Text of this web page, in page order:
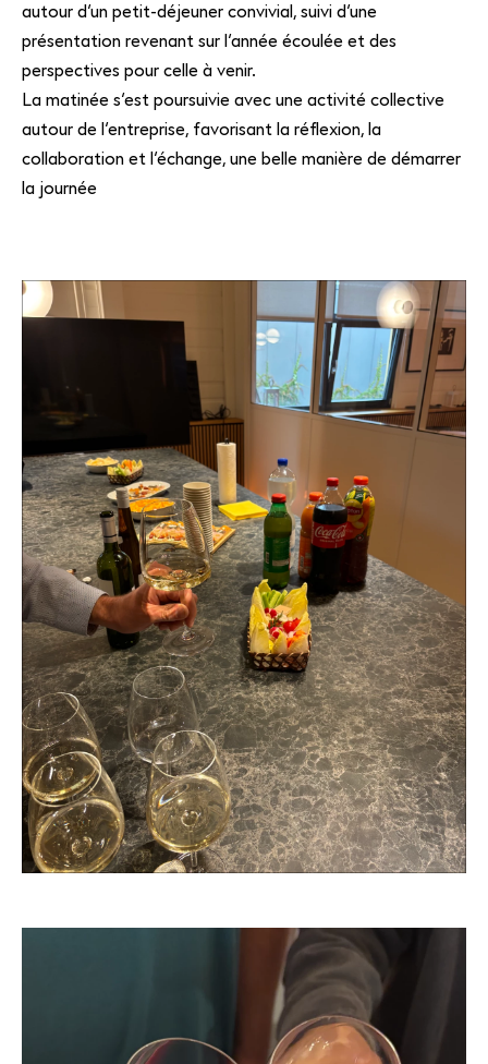
autour d’un petit-déjeuner convivial, suivi d’une
présentation revenant sur l’année écoulée et des
perspectives pour celle à venir.
La matinée s’est poursuivie avec une activité collective
autour de l’entreprise, favorisant la réflexion, la
collaboration et l’échange, une belle manière de démarrer
la journée